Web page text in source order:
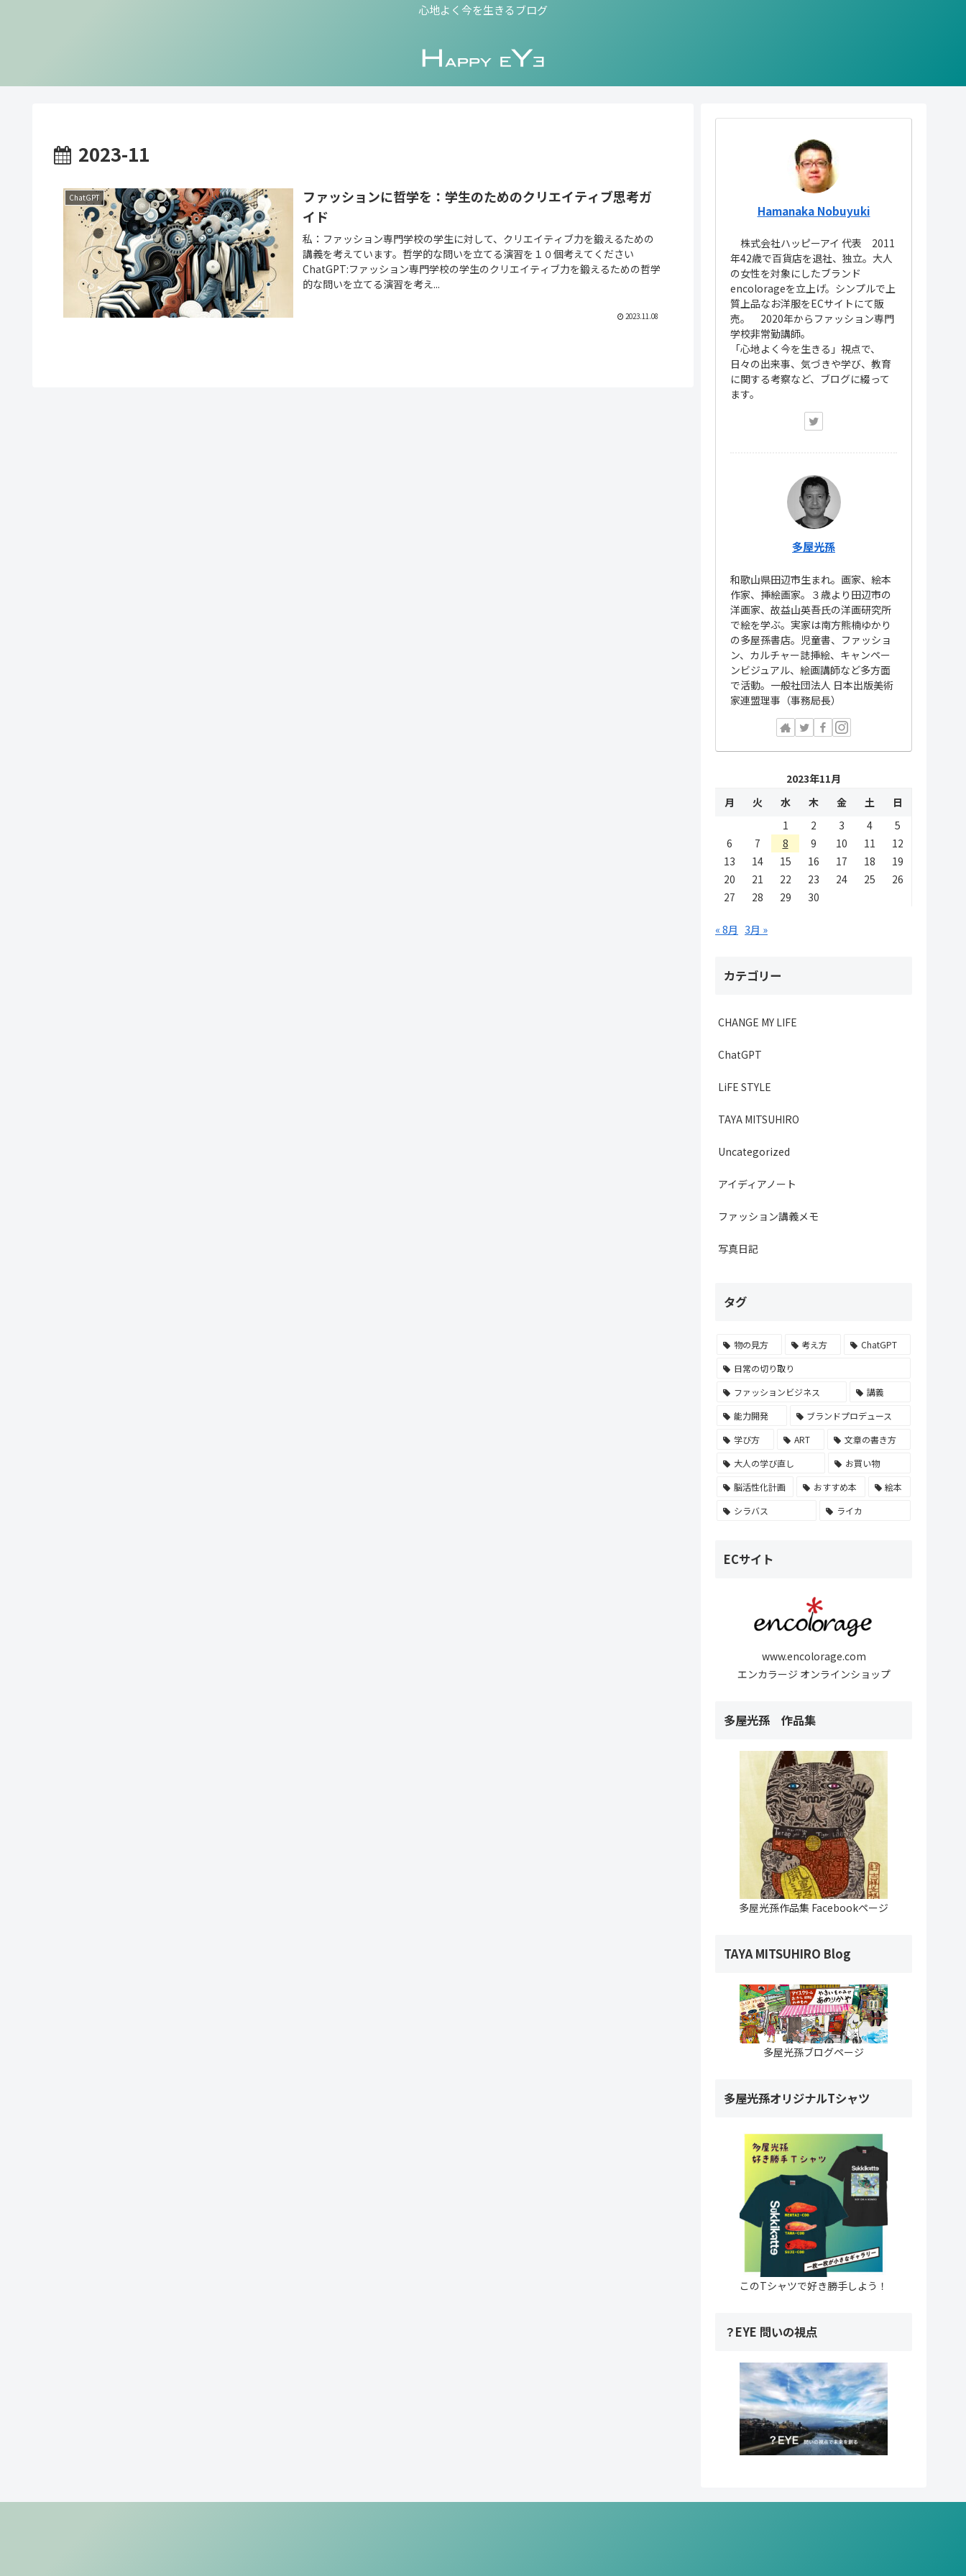
心地よく今を生きるブログ
2023-11
ChatGPT
ファッションに哲学を：学生のためのクリエイティブ思考ガ
イド
私：ファッション専門学校の学生に対して、クリエイティブ力を鍛えるための
講義を考えています。哲学的な問いを立てる演習を１０個考えてください
ChatGPT:ファッション専門学校の学生のクリエイティブ力を鍛えるための哲学
的な問いを立てる演習を考え...
2023.11.08
Hamanaka Nobuyuki
株式会社ハッピーアイ 代表 2011
年42歳で百貨店を退社、独立。大人
の女性を対象にしたブランド
encolorageを立上げ。シンプルで上
質上品なお洋服をECサイトにて販
売。 2020年からファッション専門
学校非常勤講師。
「心地よく今を生きる」視点で、
日々の出来事、気づきや学び、教育
に関する考察など、ブログに綴って
ます。
多屋光孫
和歌山県田辺市生まれ。画家、絵本
作家、挿絵画家。３歳より田辺市の
洋画家、故益山英吾氏の洋画研究所
で絵を学ぶ。実家は南方熊楠ゆかり
の多屋孫書店。児童書、ファッショ
ン、カルチャー誌挿絵、キャンペー
ンビジュアル、絵画講師など多方面
で活動。一般社団法人 日本出版美術
家連盟理事（事務局長）
2023年11月
月
火 水 木 金 土
日
1
2 3 4
5
6
7 8 9 10 11
12
13
14 15 16 17 18
19
20
21 22 23 24 25
26
27
28 29 30
« 8月 3月 »
カテゴリー
CHANGE MY LIFE
ChatGPT
LiFE STYLE
TAYA MITSUHIRO
Uncategorized
アイディアノート
ファッション講義メモ
写真日記
タグ
物の見方 考え方
ChatGPT
日常の切り取り
ファッションビジネス
講義
能力開発
ブランドプロデュース
学び方
ART
文章の書き方
大人の学び直し
お買い物
脳活性化計画
おすすめ本
絵本
シラバス
ライカ
ECサイト
www.encolorage.com
エンカラージ オンラインショップ
多屋光孫 作品集
多屋光孫作品集 Facebookページ
TAYA MITSUHIRO Blog
多屋光孫ブログページ
多屋光孫オリジナルTシャツ
このTシャツで好き勝手しよう！
？EYE 問いの視点